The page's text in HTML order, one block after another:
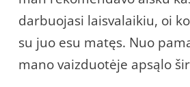
darbuojasi laisvalaikiu, oi
su juo esu matęs. Nuo
mano vaizduotėje apsąlo